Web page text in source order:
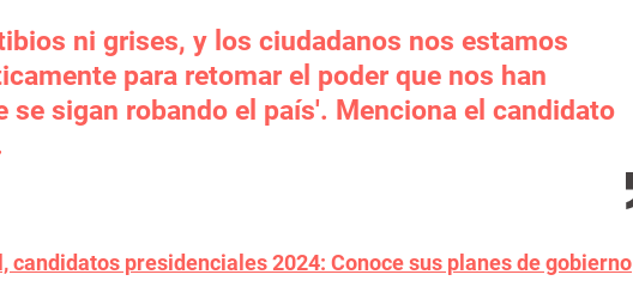
ni grises, y los ciudadanos nos estamos
para retomar el poder que nos han
se sigan robando el país'. Menciona el candidato
candidatos presidenciales 2024: Conoce sus planes de gobierno